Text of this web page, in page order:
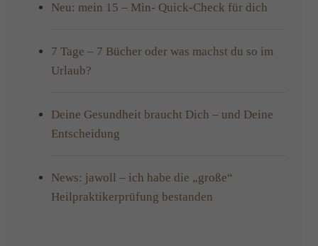
Neu: mein 15 – Min- Quick-Check für dich
7 Tage – 7 Bücher oder was machst du so im
Urlaub?
Deine Gesundheit braucht Dich – und Deine
Entscheidung
News: jawoll – ich habe die „große“
Heilpraktikerprüfung bestanden